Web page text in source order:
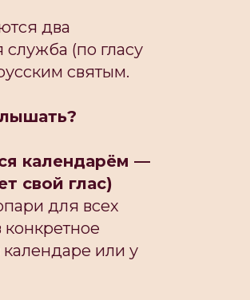
два
(по гласу
святым.
календарём —
свой глас)
для всех
конкретное
или у